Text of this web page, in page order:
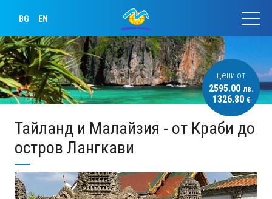
BG EN
Тайланд и Малайзия - от Краби до
остров Лангкави
цени от
2595.00 лв.
1326.80 €